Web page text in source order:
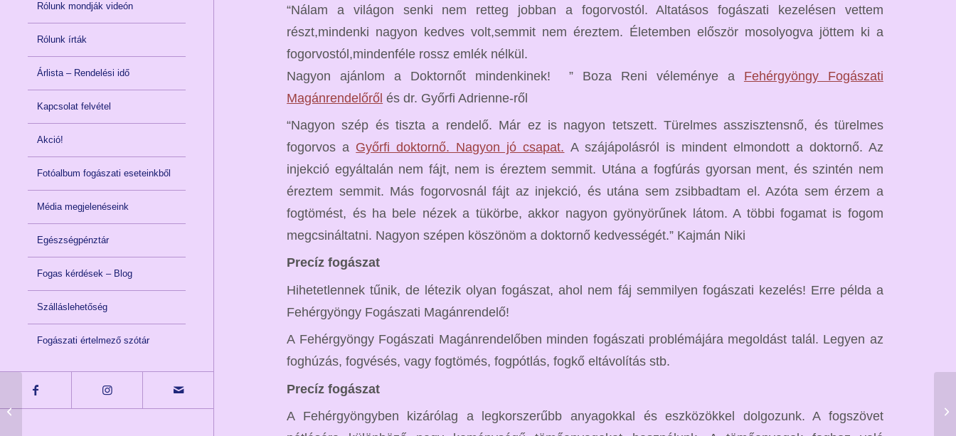
Rólunk mondják videón
Rólunk írták
Árlista – Rendelési idő
Kapcsolat felvétel
Akció!
Fotóalbum fogászati eseteinkből
Média megjelenéseink
Egészségpénztár
Fogas kérdések – Blog
Szálláslehetőség
Fogászati értelmező szótár
“Nálam a világon senki nem retteg jobban a fogorvostól. Altatásos fogászati kezelésen vettem
részt,mindenki nagyon kedves volt,semmit nem éreztem. Életemben először mosolyogva jöttem ki a
fogorvostól,mindenféle rossz emlék nélkül.
Nagyon ajánlom a Doktornőt mindenkinek! ” Boza Reni véleménye a Fehérgyöngy Fogászati
Magánrendelőről és dr. Győrfi Adrienne-ről
“Nagyon szép és tiszta a rendelő. Már ez is nagyon tetszett. Türelmes asszisztensnő, és türelmes
fogorvos a Győrfi doktornő. Nagyon jó csapat. A szájápolásról is mindent elmondott a doktornő. Az
injekció egyáltalán nem fájt, nem is éreztem semmit. Utána a fogfúrás gyorsan ment, és szintén nem
éreztem semmit. Más fogorvosnál fájt az injekció, és utána sem zsibbadtam el. Azóta sem érzem a
fogtömést, és ha bele nézek a tükörbe, akkor nagyon gyönyörűnek látom. A többi fogamat is fogom
megcsináltatni. Nagyon szépen köszönöm a doktornő kedvességét.” Kajmán Niki
Precíz fogászat
Hihetetlennek tűnik, de létezik olyan fogászat, ahol nem fáj semmilyen fogászati kezelés! Erre példa a
Fehérgyöngy Fogászati Magánrendelő!
A Fehérgyöngy Fogászati Magánrendelőben minden fogászati problémájára megoldást talál. Legyen az
foghúzás, fogvésés, vagy fogtömés, fogpótlás, fogkő eltávolítás stb.
Precíz fogászat
A Fehérgyöngyben kizárólag a legkorszerűbb anyagokkal és eszközökkel dolgozunk. A fogszövet